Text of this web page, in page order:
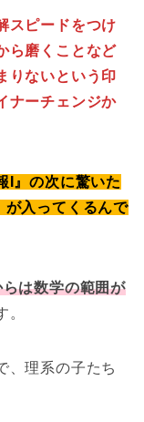
スピードをつけ
ら磨くことなど
りないという印
ナーチェンジか
I』の次に驚いた
が入ってくるんで
は数学の範囲が
、理系の子たち